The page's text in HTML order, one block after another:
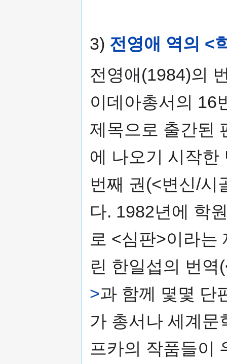
3) 전영애 역의 <
전영애(1984)의
이데아총서의 16
제목으로 출간된
에 나오기 시작한
번째 권(<변신/시
다. 1982년에 학
로 <심판>이라는
린 한일섭의 번
>과 함께 몇몇 단
가 총서나 세계문
프카의 작품들이